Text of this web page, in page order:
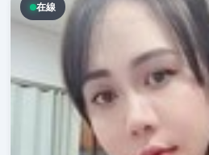
在線